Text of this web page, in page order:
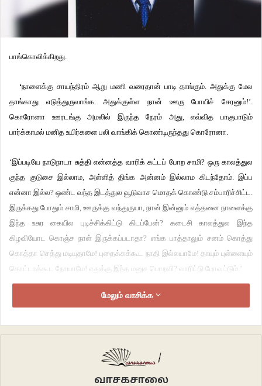
பாங்கொலிக்கிறது.
‘நாளைக்கு சாயந்திரம் ஆறு மணி வரைதான் பாடி தாங்கும். அதுக்கு மேல
தாங்காது எடுத்துருவாங்க. அதுக்குள்ள நான் ஊரு போயிச் சேரனும்!’.
கொரோனா ஊரடங்கு அமலில் இருந்த நேரம் அது, எவ்வித பாகுபாடும்
பார்க்காமல் மனித உயிர்களை பலி வாங்கிக் கொண்டிருந்தது கொரோனா.
‘இப்படியே நாடுநாடா சுத்தி என்னத்த வாரிக் கட்டப் போற சாமி? ஒரு காலத்துல
குந்த குடுசை இல்லாம, அள்ளித் திங்க அன்னம் இல்லாம கிடந்தோம். இப்ப
என்னா இல்ல? ஒண்ட வந்த இடத்துல வூடுவாச மொதக் கொண்டு சம்பாரிச்சிட்ட.
இருக்கது போதும் சாமி, ஊருக்கு வந்துருயா, நான் இன்னும் எத்தனை நாளைக்கு
இந்த உசுர கையில புடிச்சிக்கிட்டு கிடப்பேன்? கடைசி காலத்துல இந்த
கிழவியோட கொஞ்ச நாள் இருக்கப்படாதா? எங்க பாத்தாலும் சனம் கொத்து
கொத்தா செத்து மடியுதாமே! புதைக்கக்கூட நாதி இல்லயாமே! தாயும் புள்ளையும்
தொட்டாக்கூட நோயாமே! எதுக்கு இந்த மனுச பொறவி? வாரிட்டு போவுட்டும்.’
‘இப்புடி புலம்பாதனு நான் உனக்கு எத்தனை வாட்டி சொல்லுறது? வீடுவாச
‘சரி சாமி, நீ அழுவாதயா, நெஞ்சு வெடிக்கிற மாதிரி இருக்கு..’
மேலும் வாசிக்க
வாசகசாலை